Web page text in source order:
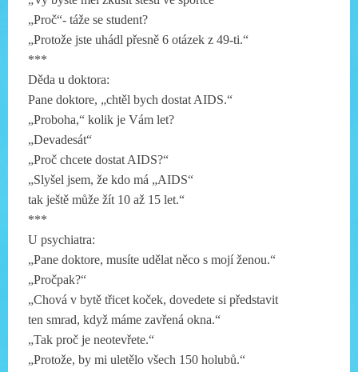
„Proč“- táže se student?
„Protože jste uhádl přesně 6 otázek z 49-ti.“
***
Děda u doktora:
Pane doktore, „chtěl bych dostat AIDS.“
„Proboha,“ kolik je Vám let?
„Devadesát“
„Proč chcete dostat AIDS?“
„Slyšel jsem, že kdo má „AIDS“
tak ještě může žít 10 až 15 let.“
***
U psychiatra:
„Pane doktore, musíte udělat něco s mojí ženou.“
„Pročpak?“
„Chová v bytě třicet koček, dovedete si představit
ten smrad, když máme zavřená okna.“
„Tak proč je neotevřete.“
„Protože, by mi uletělo všech 150 holubů.“